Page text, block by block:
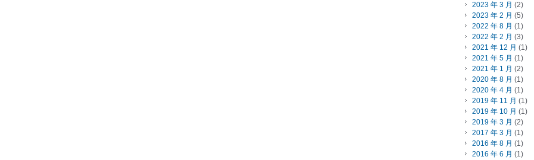
2023 年 3 月 (2)
2023 年 2 月 (5)
2022 年 8 月 (1)
2022 年 2 月 (3)
2021 年 12 月 (1)
2021 年 5 月 (1)
2021 年 1 月 (2)
2020 年 8 月 (1)
2020 年 4 月 (1)
2019 年 11 月 (1)
2019 年 10 月 (1)
2019 年 3 月 (2)
2017 年 3 月 (1)
2016 年 8 月 (1)
2016 年 6 月 (1)